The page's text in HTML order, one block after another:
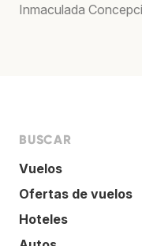
Inmaculada
BUSCAR
Vuelos
Ofertas de vuelos
Hoteles